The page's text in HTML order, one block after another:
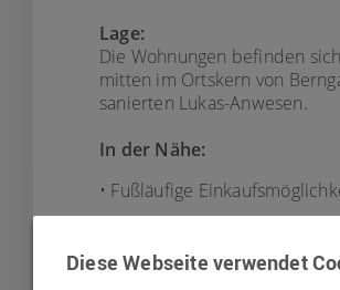
Lage:
Die Wohnungen befinden sich
mitten im Ortskern von
sanierten Lukas-Anwesen.
In der Nähe:
• Fußläufige
• Bibliothek
Diese Webseite verwendet